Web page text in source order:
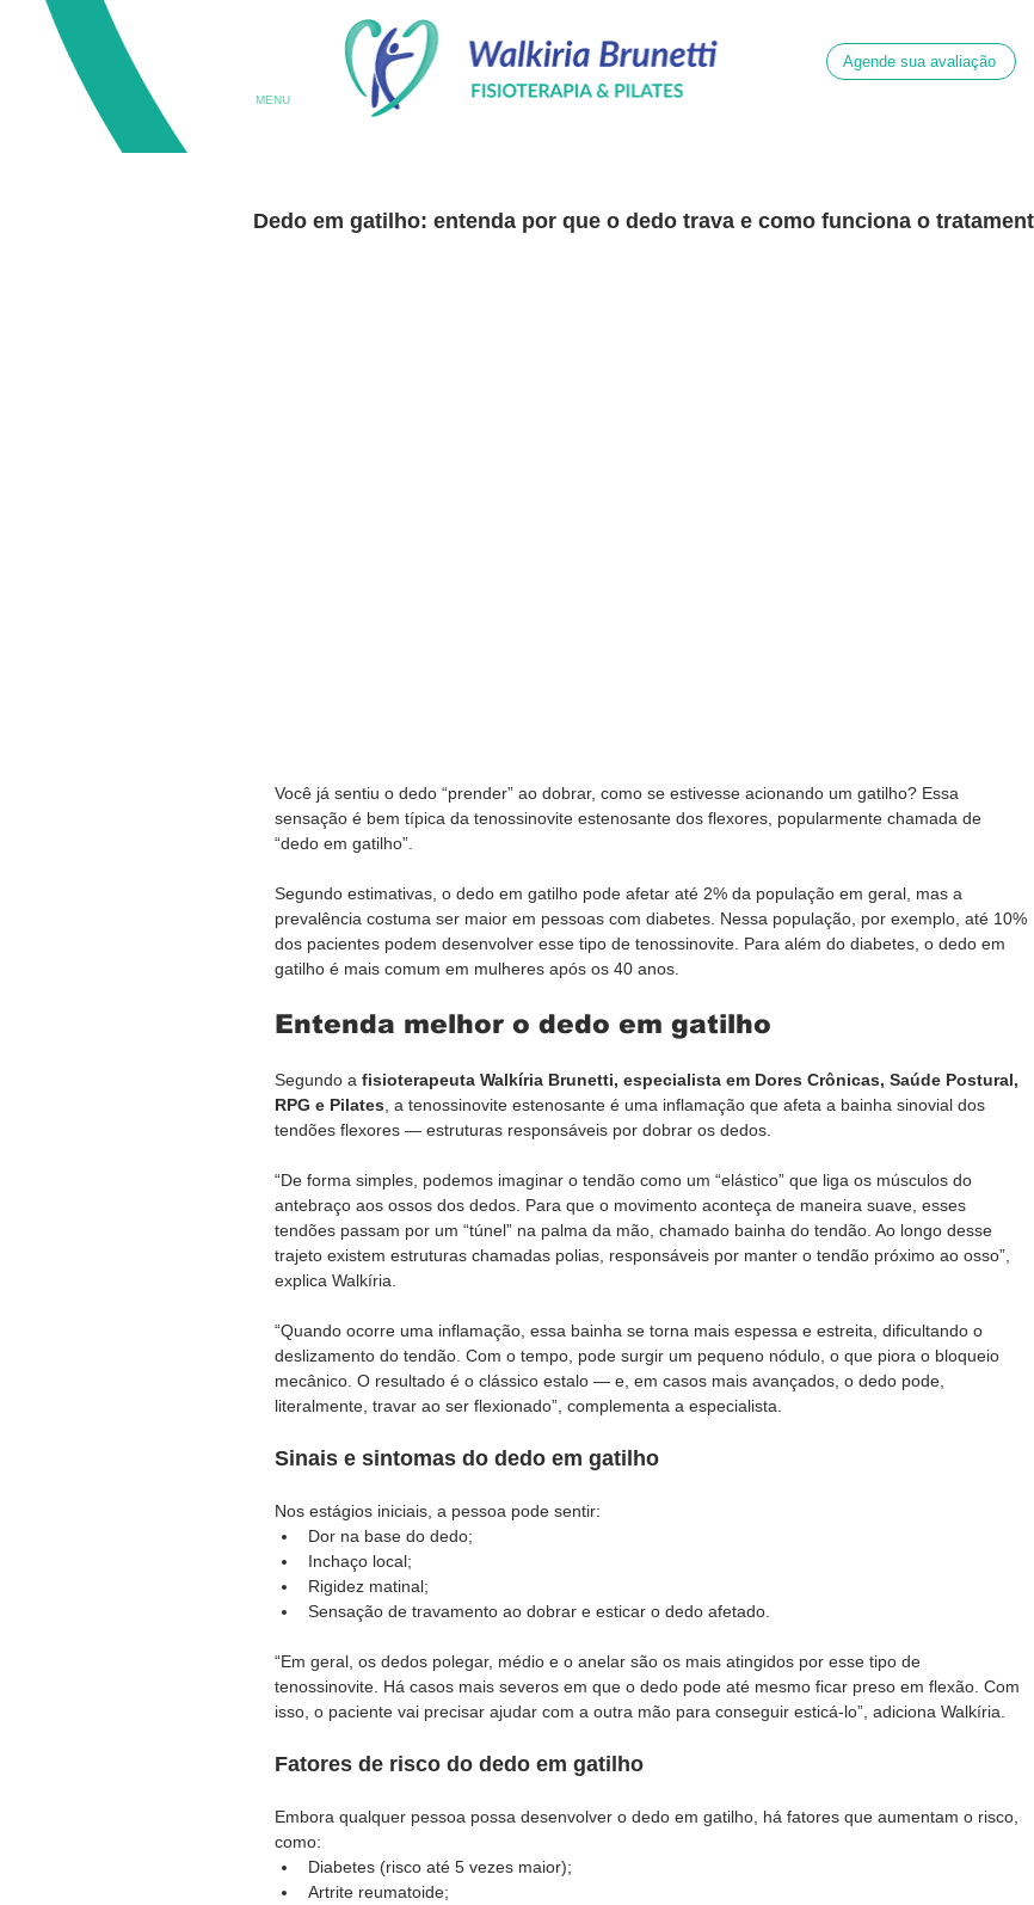
MENU
Agende sua avaliação
Dedo em gatilho: entenda por que o dedo trava e como funciona o
Você já sentiu o dedo “prender” ao dobrar, como se estivesse acionando um gatilho? Essa
sensação é bem típica da tenossinovite estenosante dos flexores, popularmente chamada de
“dedo em gatilho”.
Segundo estimativas, o dedo em gatilho pode afetar até 2% da população em geral, mas a
prevalência costuma ser maior em pessoas com diabetes. Nessa população, por exemplo, até 10%
dos pacientes podem desenvolver esse tipo de tenossinovite. Para além do diabetes, o dedo em
gatilho é mais comum em mulheres após os 40 anos.
Entenda melhor o dedo em gatilho
Segundo a fisioterapeuta Walkíria Brunetti, especialista em Dores Crônicas, Saúde Postural,
RPG e Pilates , a tenossinovite estenosante é uma inflamação que afeta a bainha sinovial dos
tendões flexores — estruturas responsáveis por dobrar os dedos.
“De forma simples, podemos imaginar o tendão como um “elástico” que liga os músculos do
antebraço aos ossos dos dedos. Para que o movimento aconteça de maneira suave, esses
tendões passam por um “túnel” na palma da mão, chamado bainha do tendão. Ao longo desse
trajeto existem estruturas chamadas polias, responsáveis por manter o tendão próximo ao osso”,
explica Walkíria.
“Quando ocorre uma inflamação, essa bainha se torna mais espessa e estreita, dificultando o
deslizamento do tendão. Com o tempo, pode surgir um pequeno nódulo, o que piora o bloqueio
mecânico. O resultado é o clássico estalo — e, em casos mais avançados, o dedo pode,
literalmente, travar ao ser flexionado”, complementa a especialista.
Sinais e sintomas do dedo em gatilho
Nos estágios iniciais, a pessoa pode sentir:
Dor na base do dedo;
Inchaço local;
Rigidez matinal;
Sensação de travamento ao dobrar e esticar o dedo afetado.
“Em geral, os dedos polegar, médio e o anelar são os mais atingidos por esse tipo de
tenossinovite. Há casos mais severos em que o dedo pode até mesmo ficar preso em flexão. Com
isso, o paciente vai precisar ajudar com a outra mão para conseguir esticá-lo”, adiciona Walkíria.
Fatores de risco do dedo em gatilho
Embora qualquer pessoa possa desenvolver o dedo em gatilho, há fatores que aumentam o risco,
como:
Diabetes (risco até 5 vezes maior);
Artrite reumatoide;